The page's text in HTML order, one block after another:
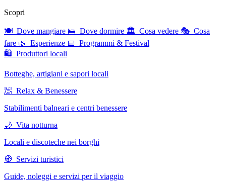
Scopri
🍽 Dove mangiare 🛌 Dove dormire 🏛 Cosa vedere 🎭 Cosa
fare 🌿 Esperienze 📅 Programmi & Festival
🛍 Produttori locali
Botteghe, artigiani e sapori locali
🧖 Relax & Benessere
Stabilimenti balneari e centri benessere
🌙 Vita notturna
Locali e discoteche nei borghi
🧭 Servizi turistici
Guide, noleggi e servizi per il viaggio